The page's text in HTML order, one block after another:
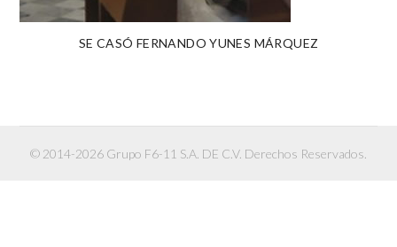
SE CASÓ FERNANDO YUNES MÁRQUEZ
© 2014-2026 Grupo F6-11 S.A. DE C.V. Derechos Reservados.